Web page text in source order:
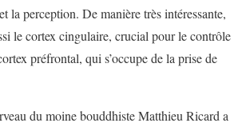
la perception. De manière très intéressante,
le cortex cingulaire, crucial pour le contrôle
préfrontal, qui s’occupe de la prise de
du moine bouddhiste Matthieu Ricard a